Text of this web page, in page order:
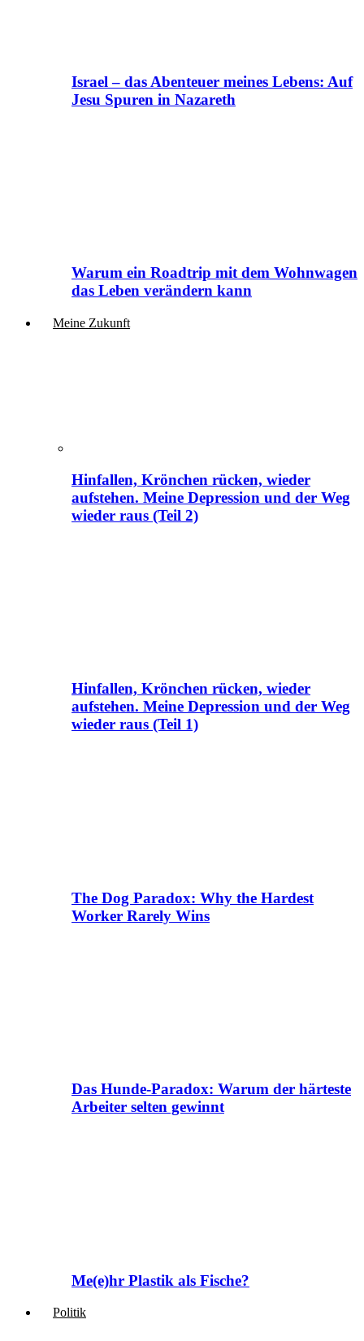
Israel – das Abenteuer meines Lebens: Auf
Jesu Spuren in Nazareth
Warum ein Roadtrip mit dem Wohnwagen
das Leben verändern kann
Meine Zukunft
Hinfallen, Krönchen rücken, wieder
aufstehen. Meine Depression und der Weg
wieder raus (Teil 2)
Hinfallen, Krönchen rücken, wieder
aufstehen. Meine Depression und der Weg
wieder raus (Teil 1)
The Dog Paradox: Why the Hardest
Worker Rarely Wins
Das Hunde-Paradox: Warum der härteste
Arbeiter selten gewinnt
Me(e)hr Plastik als Fische?
Politik